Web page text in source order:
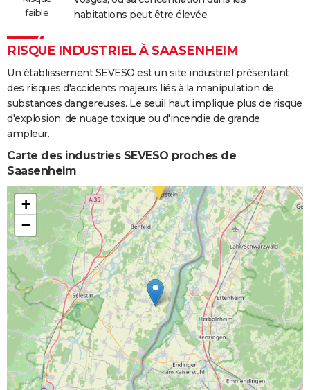
faible
habitations peut être élevée.
RISQUE INDUSTRIEL À SAASENHEIM
Un établissement SEVESO est un site industriel présentant
des risques d'accidents majeurs liés à la manipulation de
substances dangereuses. Le seuil haut implique plus de risque
d'explosion, de nuage toxique ou d'incendie de grande
ampleur.
Carte des industries SEVESO proches de
Saasenheim
+
−